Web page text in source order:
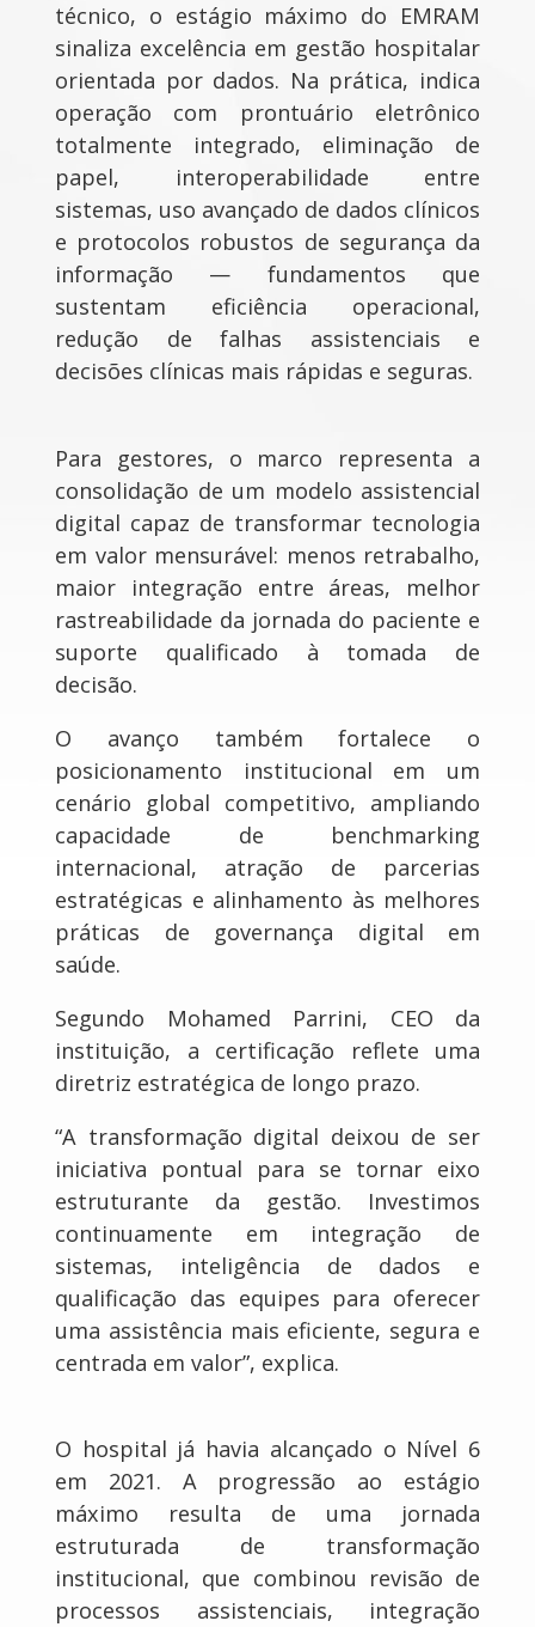
técnico, o estágio máximo do EMRAM
sinaliza excelência em gestão hospitalar
orientada por dados. Na prática, indica
operação com prontuário eletrônico
totalmente integrado, eliminação de
papel, interoperabilidade entre
sistemas, uso avançado de dados clínicos
e protocolos robustos de segurança da
informação — fundamentos que
sustentam eficiência operacional,
redução de falhas assistenciais e
decisões clínicas mais rápidas e seguras.
Para gestores, o marco representa a
consolidação de um modelo assistencial
digital capaz de transformar tecnologia
em valor mensurável: menos retrabalho,
maior integração entre áreas, melhor
rastreabilidade da jornada do paciente e
suporte qualificado à tomada de
decisão.
O avanço também fortalece o
posicionamento institucional em um
cenário global competitivo, ampliando
capacidade de benchmarking
internacional, atração de parcerias
estratégicas e alinhamento às melhores
práticas de governança digital em
saúde.
Segundo Mohamed Parrini, CEO da
instituição, a certificação reflete uma
diretriz estratégica de longo prazo.
“A transformação digital deixou de ser
iniciativa pontual para se tornar eixo
estruturante da gestão. Investimos
continuamente em integração de
sistemas, inteligência de dados e
qualificação das equipes para oferecer
uma assistência mais eficiente, segura e
centrada em valor”, explica.
O hospital já havia alcançado o Nível 6
em 2021. A progressão ao estágio
máximo resulta de uma jornada
estruturada de transformação
institucional, que combinou revisão de
processos assistenciais, integração